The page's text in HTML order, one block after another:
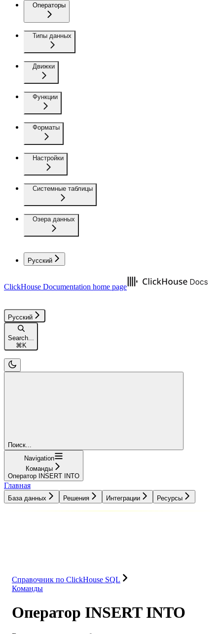
Операторы
Типы данных
Движки
Функции
Форматы
Настройки
Системные таблицы
Озера данных
Русский
ClickHouse Documentation home page
Русский
Search...
⌘K
Поиск...
Navigation
Команды
Оператор INSERT INTO
Главная
База данных Решения Интеграции Ресурсы
Справочник по ClickHouse SQL
Команды
Оператор INSERT INTO